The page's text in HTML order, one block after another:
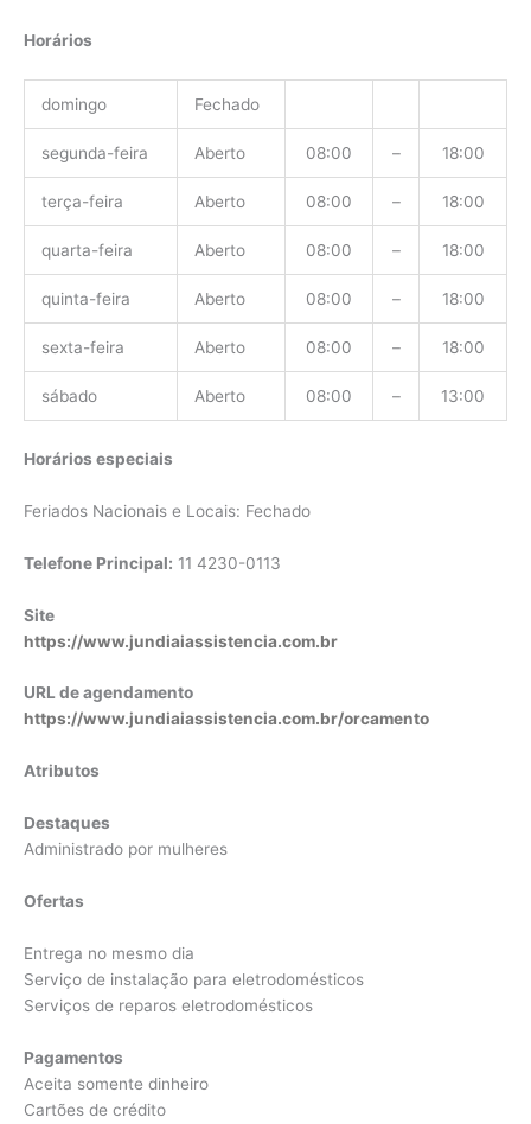
Horários
domingo Fechado
segunda-feira Aberto 08:00 – 18:00
terça-feira Aberto 08:00 – 18:00
quarta-feira Aberto 08:00 – 18:00
quinta-feira Aberto 08:00 – 18:00
sexta-feira Aberto 08:00 – 18:00
sábado Aberto 08:00 – 13:00
Horários especiais
Feriados Nacionais e Locais: Fechado
Telefone Principal: 11 4230-0113
Site
https://www.jundiaiassistencia.com.br
URL de agendamento
https://www.jundiaiassistencia.com.br/orcamento
Atributos
Destaques
Administrado por mulheres
Ofertas
Entrega no mesmo dia
Serviço de instalação para eletrodomésticos
Serviços de reparos eletrodomésticos
Pagamentos
Aceita somente dinheiro
Cartões de crédito